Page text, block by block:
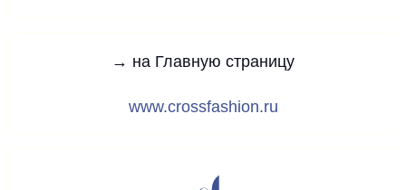
→ на Главную страницу
www.crossfashion.ru